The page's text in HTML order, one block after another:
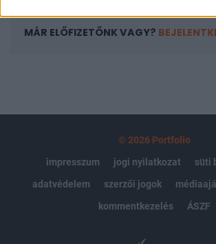
MÁR ELŐFIZETŐNK VAGY?
© 2026 Portfolio
impresszum
jogi nyilatkozat
süti
adatvédelem
szerzői jogok
kommentkezelés
ÁSZF